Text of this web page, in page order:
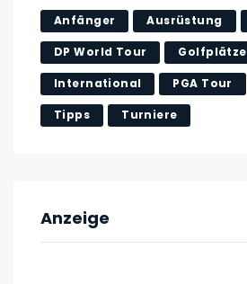
Anfänger Ausrüstung
DP World Tour Golfplätze
International PGA Tour
Tipps Turniere
Anzeige